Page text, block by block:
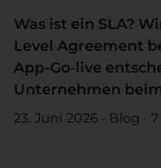
Was ist ein SLA?
Level Agreement
App-Go-live
Unternehmen
23. Juni 2026 · Blog ·